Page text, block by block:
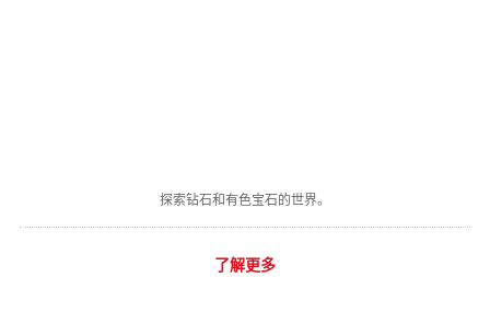
探索钻石和有色宝石的世界。
了解更多